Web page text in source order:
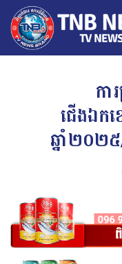
កា
ជើងឯក
ឆ្នាំ២០